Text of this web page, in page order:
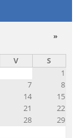
»
V
S
1
7
8
14
15
21
22
28
29